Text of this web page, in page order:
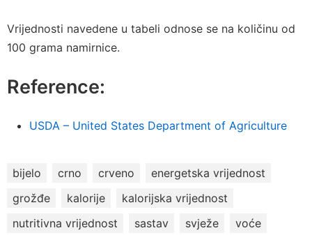
Vrijednosti navedene u tabeli odnose se na količinu od
100 grama namirnice.
Reference:
USDA – United States Department of Agriculture
bijelo crno crveno
energetska vrijednost
grožđe
kalorije
kalorijska vrijednost
nutritivna vrijednost
sastav svježe voće